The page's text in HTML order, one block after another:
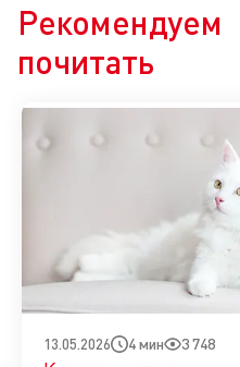
Рекомендуем
почитать
13.05.2026 4 мин 3 748